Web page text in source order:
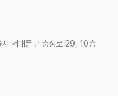
서대문구 충정로 29, 10층